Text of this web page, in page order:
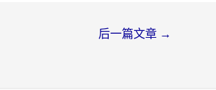
后一篇文章 →